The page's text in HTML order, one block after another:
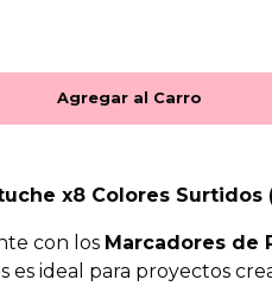
x8 Colores Surtidos
con los Marcadores de
es ideal para proyectos